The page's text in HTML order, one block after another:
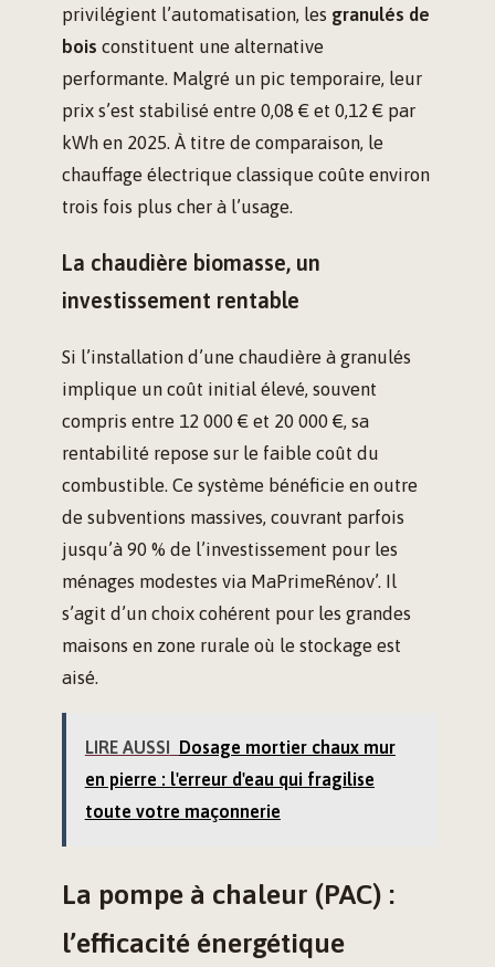
privilégient l’automatisation, les granulés de
bois constituent une alternative
performante. Malgré un pic temporaire, leur
prix s’est stabilisé entre 0,08 € et 0,12 € par
kWh en 2025. À titre de comparaison, le
chauffage électrique classique coûte environ
trois fois plus cher à l’usage.
La chaudière biomasse, un
investissement rentable
Si l’installation d’une chaudière à granulés
implique un coût initial élevé, souvent
compris entre 12 000 € et 20 000 €, sa
rentabilité repose sur le faible coût du
combustible. Ce système bénéficie en outre
de subventions massives, couvrant parfois
jusqu’à 90 % de l’investissement pour les
ménages modestes via MaPrimeRénov’. Il
s’agit d’un choix cohérent pour les grandes
maisons en zone rurale où le stockage est
aisé.
LIRE AUSSI Dosage mortier chaux mur
en pierre : l'erreur d'eau qui fragilise
toute votre maçonnerie
La pompe à chaleur (PAC) :
l’efficacité énergétique